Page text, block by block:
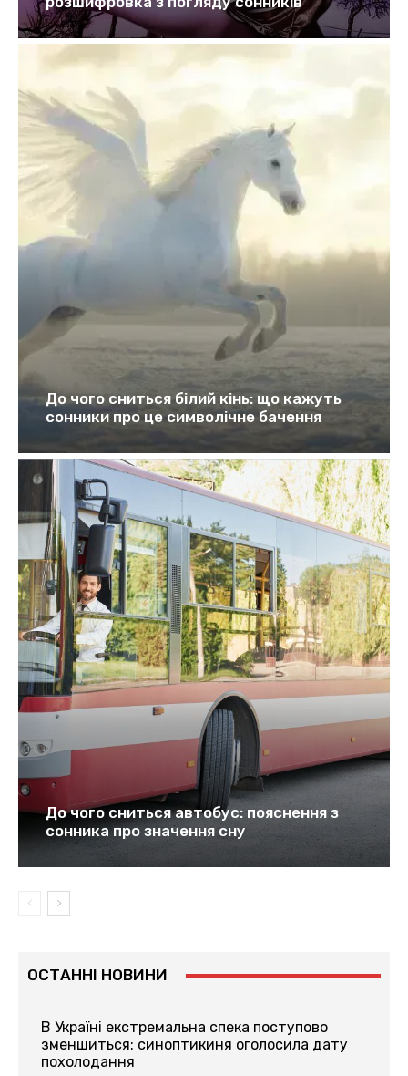
До чого сниться білий кінь: що кажуть
сонники про це символічне бачення
До чого сниться автобус: пояснення з
сонника про значення сну
ОСТАННІ НОВИНИ
В Україні екстремальна спека поступово
зменшиться: синоптикиня оголосила дату
похолодання